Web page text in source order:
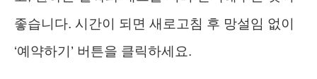
좋습니다. 시간이 되면 새로고침 후 망설임 없이
‘예약하기’ 버튼을 클릭하세요.